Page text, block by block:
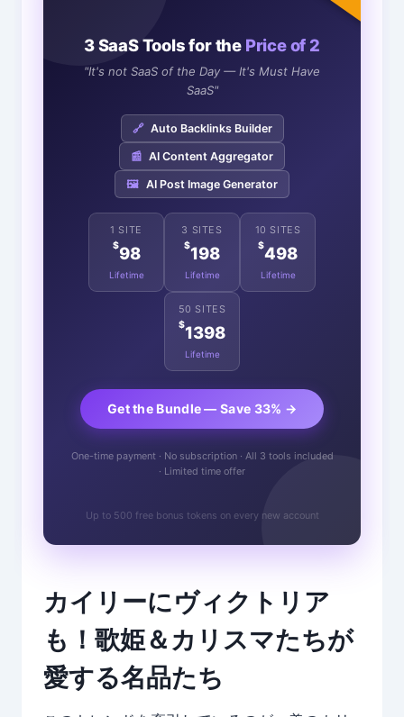
3 SaaS Tools for the Price of 2
"It's not SaaS of the Day — It's Must Have
SaaS"
🔗 Auto Backlinks Builder
📰 AI Content Aggregator
🖼️ AI Post Image Generator
1 SITE
$98
Lifetime
3 SITES
$198
Lifetime
10 SITES
$498
Lifetime
50 SITES
$1398
Lifetime
Get the Bundle — Save 33% →
One-time payment · No subscription · All 3 tools included
· Limited time offer
Up to 500 free bonus tokens on every new account
カイリーにヴィクトリア
も！歌姫＆カリスマたちが
愛する名品たち